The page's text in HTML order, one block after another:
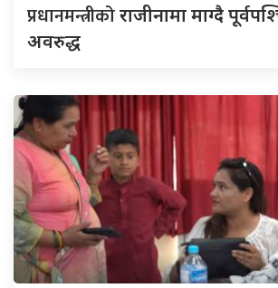
प्रधानमन्त्रीकोराजीनामा माग्दै
अवरुद्ध